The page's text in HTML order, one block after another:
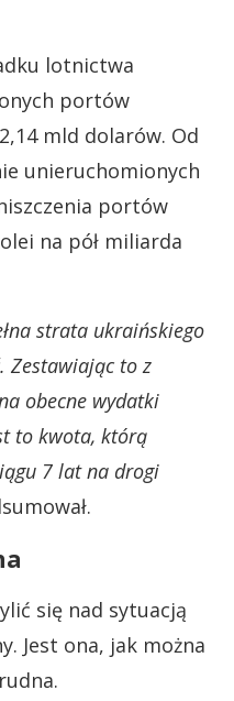
lotnictwa
portów
mld dolarów. Od
unieruchomionych
portów
na pół miliarda
strata ukraińskiego
Zestawiając to z
obecne wydatki
to kwota, którą
7 lat na drogi
się nad sytuacją
Jest ona, jak można